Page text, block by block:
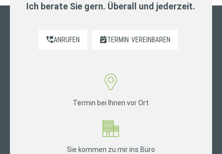
Ich berate Sie gern. Überall und jederzeit.
ANRUFEN TERMIN VEREINBAREN
Termin bei Ihnen vor Ort
Sie kommen zu mir ins Büro